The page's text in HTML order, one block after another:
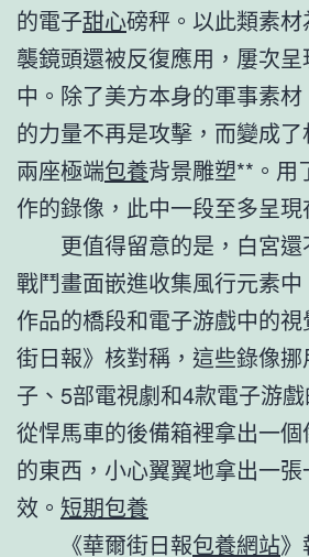
的電子甜心磅秤。以此類素
襲鏡頭還被反復應用，屢次
中。除了美方本身的軍事素
的力量不再是攻擊，而變成
兩座極端包養背景雕塑**。用
作的錄像，此中一段至多呈現
更值得留意的是，白宮
戰鬥畫面嵌進收集風行元素
作品的橋段和電子游戲中的
街日報》核對稱，這些錄像挪
子、5部電視劇和4款電子游
從悍馬車的後備箱裡拿出一
的東西，小心翼翼地拿出一
效。 短期包養
《華爾街日報包養網站